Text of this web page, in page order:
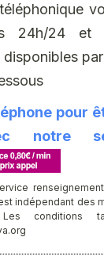
24h/24 et
pour
notre
indépendant des
conditions